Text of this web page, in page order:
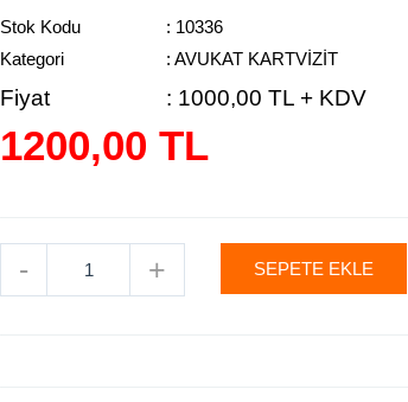
Stok Kodu
: 10336
Kategori
: AVUKAT KARTVİZİT
Fiyat : 1000,00 TL + KDV
1200,00 TL
- + SEPETE EKLE